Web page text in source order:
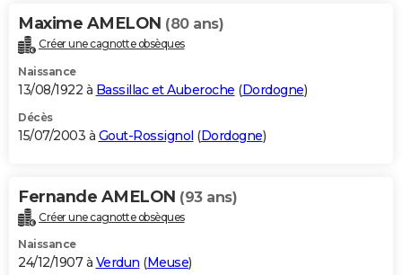
Maxime AMELON (80 ans)
Créer une cagnotte obsèques
Naissance
13/08/1922 à Bassillac et Auberoche (Dordogne)
Décès
15/07/2003 à Gout-Rossignol (Dordogne)
Fernande AMELON (93 ans)
Créer une cagnotte obsèques
Naissance
24/12/1907 à Verdun (Meuse)